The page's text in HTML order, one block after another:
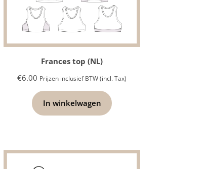
Frances top (NL)
€6.00 Prijzen inclusief BTW (incl. Tax)
In winkelwagen